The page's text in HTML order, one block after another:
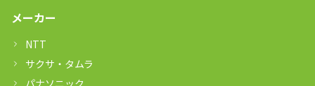
メーカー
NTT
サクサ・タムラ